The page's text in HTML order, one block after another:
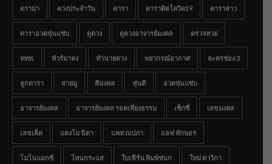
ดราม่า ดวงประจำวัน ดารา ดาราติดโควิด19 ดาราสาว
ดาราอวดหุ่นแซ่บ ดูดวง ดูดวงอาจารย์มงคล ตรวจหวย
ททท. ทัวร์มาลง ทำนายดวง พยากรณ์อากาศ ละครช่อง 3
ลูกดารา สายมู สีมงคล หุ่นดี อวดหุ่นแซ่บ
อาจารย์มงคล อาจารย์มงคล รอดเที่ยงธรรม เซ็กซี่ เลขมงคล
เลขเด็ด แตงโม นิดา แพท ณปภา แอฟ ทักษอร
โมโนแมกซ์ โหนกระแส ใบเฟิร์น พิมพ์ชนก ใหม่ ดาวิกา